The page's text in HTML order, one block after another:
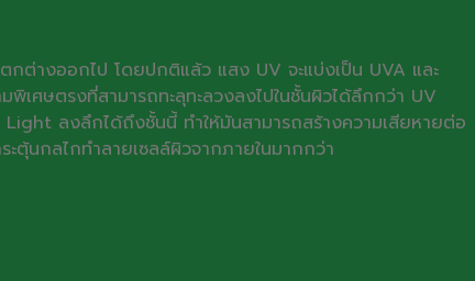
ต่างออกไป โดยปกติแล้ว แสง UV จะแบ่งเป็น UVA และ
เศษตรงที่สามารถทะลุทะลวงลงไปในชั้นผิวได้ลึกกว่า UV
ลงลึกได้ถึงชั้นนี้ ทำให้มันสามารถสร้างความเสียหายต่อ
ตุ้นกลไกทำลายเซลล์ผิวจากภายในมากกว่า